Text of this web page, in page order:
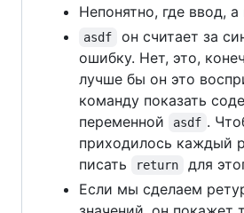
Непонятно, где ввод, а
asdf
он считает за
ошибку. Нет, это,
лучше бы он это
команду показать
переменной
asdf .
приходилось каждый
писать
return
для
Если мы сделаем